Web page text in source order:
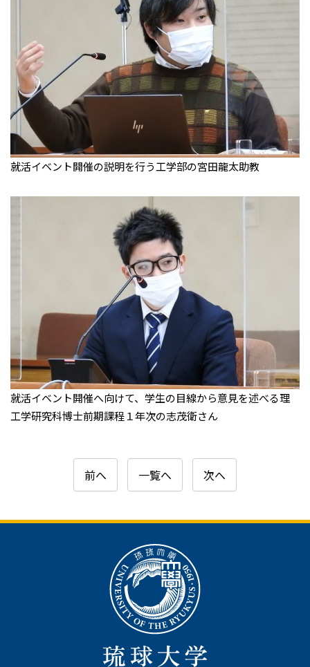
就活イベント開催の説明を行う工学部の宮田龍太助教
就活イベント開催へ向けて、学生の目線から意見を述べる理
工学研究科博士前期課程１年次の志茂衛さん
前へ 一覧へ 次へ